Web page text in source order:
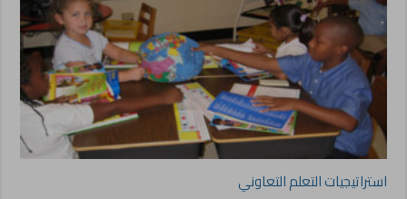
استراتيجيات التعلم التعاوني